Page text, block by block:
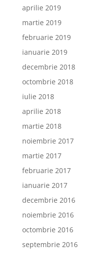
aprilie 2019
martie 2019
februarie 2019
ianuarie 2019
decembrie 2018
octombrie 2018
iulie 2018
aprilie 2018
martie 2018
noiembrie 2017
martie 2017
februarie 2017
ianuarie 2017
decembrie 2016
noiembrie 2016
octombrie 2016
septembrie 2016